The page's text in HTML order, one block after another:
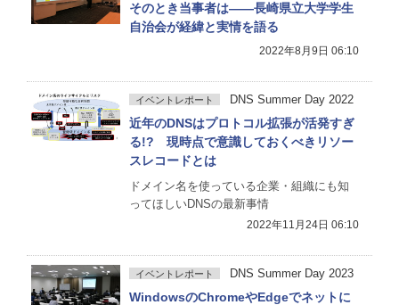
そのとき当事者は――長崎県立大学学生
自治会が経緯と実情を語る
2022年8月9日 06:10
イベントレポート DNS Summer Day 2022
近年のDNSはプロトコル拡張が活発すぎ
る!? 現時点で意識しておくべきリソー
スレコードとは
ドメイン名を使っている企業・組織にも知
ってほしいDNSの最新事情
2022年11月24日 06:10
イベントレポート DNS Summer Day 2023
WindowsのChromeやEdgeでネットに